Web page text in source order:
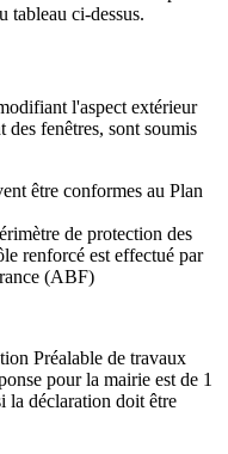
tableau ci-dessus.
l'aspect extérieur
des fenêtres, sont soumis
être conformes au Plan
de protection des
renforcé est effectué par
(ABF)
Préalable de travaux
pour la mairie est de 1
la déclaration doit être